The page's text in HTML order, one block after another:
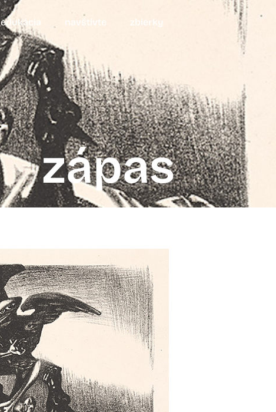
edukácia navštívte zbierky
zápas